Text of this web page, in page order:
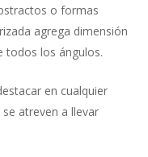
o formas
agrega dimensión
todos los ángulos.
en cualquier
atreven a llevar